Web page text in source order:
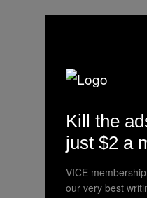
Kill the
just $2 a
VICE
our very best